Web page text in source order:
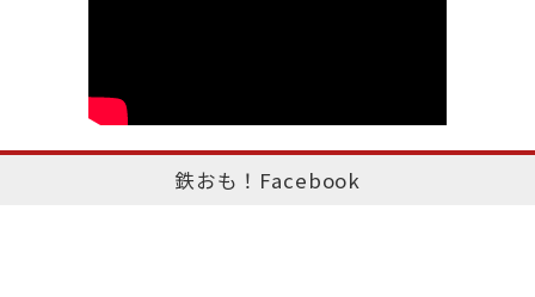
鉄おも！Facebook